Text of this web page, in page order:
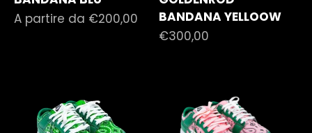
Prezzo scontato
A partire da €200,00
BANDANA YELLOOW
Prezzo scontato
€300,00